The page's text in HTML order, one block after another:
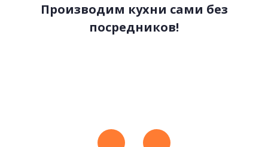
Производим кухни сами без
посредников!